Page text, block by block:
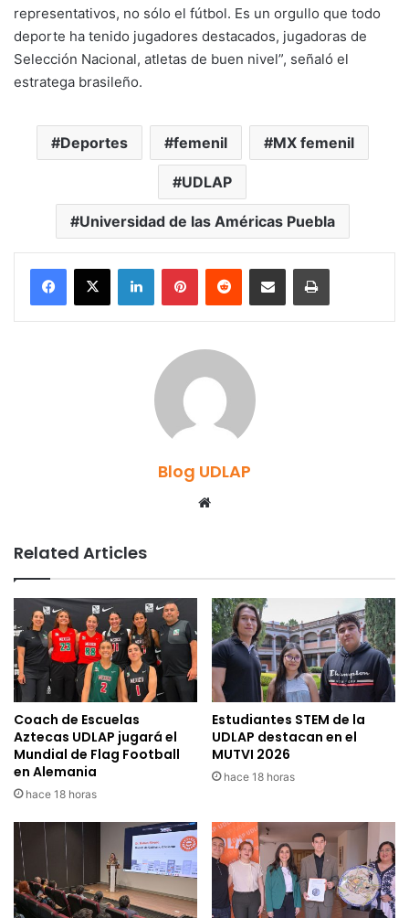
representativos, no sólo el fútbol. Es un orgullo que todo
deporte ha tenido jugadores destacados, jugadoras de
Selección Nacional, atletas de buen nivel”, señaló el
estratega brasileño.
Deportes femenil MX femenil
UDLAP
Universidad de las Américas Puebla
LinkedInPinterestReddit Share via Email Print
Blog UDLAP
Related Articles
Coach de Escuelas
Aztecas UDLAP jugará el
Mundial de Flag Football
en Alemania
hace 18 horas
Estudiantes STEM de la
UDLAP destacan en el
MUTVI 2026
hace 18 horas